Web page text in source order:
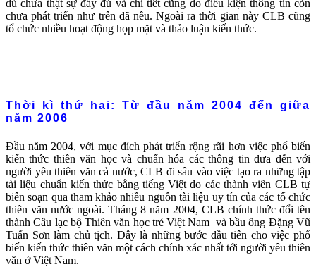
dù chưa thật sự đầy đủ và chi tiết cũng do điều kiện thông tin còn
chưa phát triển như trên đã nêu. Ngoài ra thời gian này CLB cũng
tổ chức nhiều hoạt động họp mặt và thảo luận kiến thức.
Thời kì thứ hai: Từ đầu năm 2004 đến giữa
năm 2006
Đầu năm 2004, với mục đích phát triển rộng rãi hơn việc phổ biến
kiến thức thiên văn học và chuẩn hóa các thông tin đưa đến với
người yêu thiên văn cả nước, CLB đi sâu vào việc tạo ra những tập
tài liệu chuẩn kiến thức bằng tiếng Việt do các thành viên CLB tự
biên soạn qua tham khảo nhiều nguồn tài liệu uy tín của các tổ chức
thiên văn nước ngoài. Tháng 8 năm 2004, CLB chính thức đổi tên
thành Câu lạc bộ Thiên văn học trẻ Việt Nam và bầu ông Đặng Vũ
Tuấn Sơn làm chủ tịch. Đây là những bước đầu tiên cho việc phổ
biến kiến thức thiên văn một cách chính xác nhất tới người yêu thiên
văn ở Việt Nam.